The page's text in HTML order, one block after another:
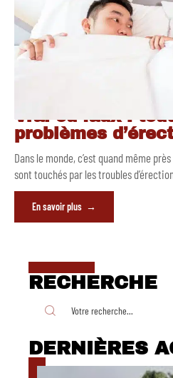
Vrai ou faux :
problèmes
Dans le monde, c’est quand même
sont touchés par les troubles
En savoir plus
RECHERCHE
DERNIÈRES